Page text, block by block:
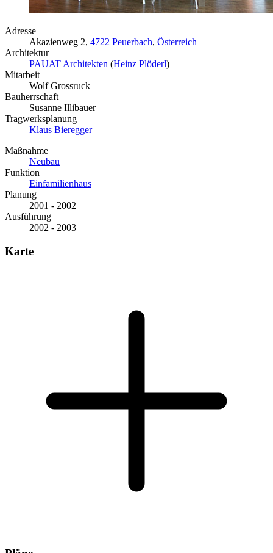
Adresse
Akazienweg 2, 4722 Peuerbach, Österreich
Architektur
PAUAT Architekten (Heinz Plöderl)
Mitarbeit
Wolf Grossruck
Bauherrschaft
Susanne Illibauer
Tragwerksplanung
Klaus Bieregger
Maßnahme
Neubau
Funktion
Einfamilienhaus
Planung
2001 - 2002
Ausführung
2002 - 2003
Karte